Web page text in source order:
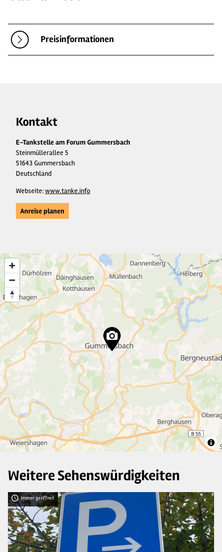
Preisinformationen
Kontakt
E-Tankstelle am Forum Gummersbach
Steinmüllerallee 5
51643 Gummersbach
Deutschland
Webseite:www.tanke.info
Anreise planen
13
6
2
Weitere Sehenswürdigkeiten
Immer geöffnet